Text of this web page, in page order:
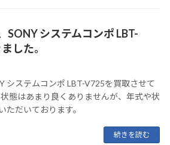
SONY システムコンポ LBT-
した。
システムコンポ LBT-V725を買取させて
態はあまり良くありませんが、年式や状
ただいております。
続きを読む